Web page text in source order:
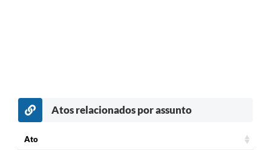
Atos relacionados por assunto
Ato